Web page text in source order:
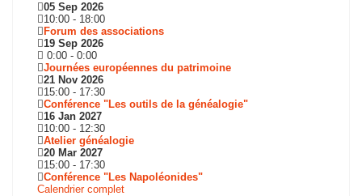
05 Sep 2026
10:00 - 18:00
Forum des associations
19 Sep 2026
0:00 - 0:00
Journées européennes du patrimoine
21 Nov 2026
15:00 - 17:30
Conférence "Les outils de la généalogie"
16 Jan 2027
10:00 - 12:30
Atelier généalogie
20 Mar 2027
15:00 - 17:30
Conférence "Les Napoléonides"
Calendrier complet